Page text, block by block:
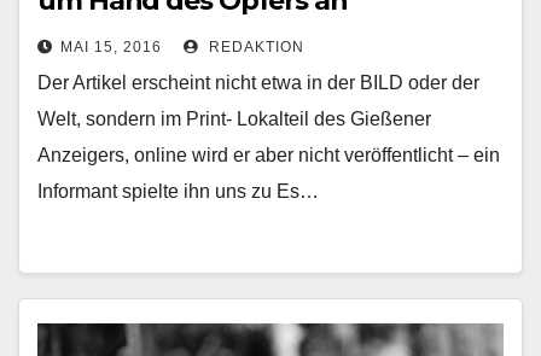
MAI 15, 2016 REDAKTION
Der Artikel erscheint nicht etwa in der BILD oder der
Welt, sondern im Print- Lokalteil des Gießener
Anzeigers, online wird er aber nicht veröffentlicht – ein
Informant spielte ihn uns zu Es…